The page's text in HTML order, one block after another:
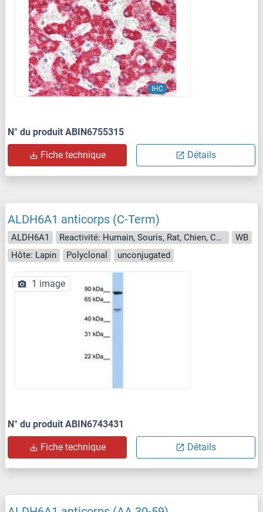
IHC
N° du produit ABIN6755315
Fiche technique Détails
ALDH6A1 anticorps (C-Term)
ALDH6A1 Reactivité: Humain, Souris, Rat, Chien, Cheval, Porc, Lapin, Roussette (Chauve-souris), Singe
WB
Hôte: Lapin
Polyclonal unconjugated
1 image
N° du produit ABIN6743431
Fiche technique Détails